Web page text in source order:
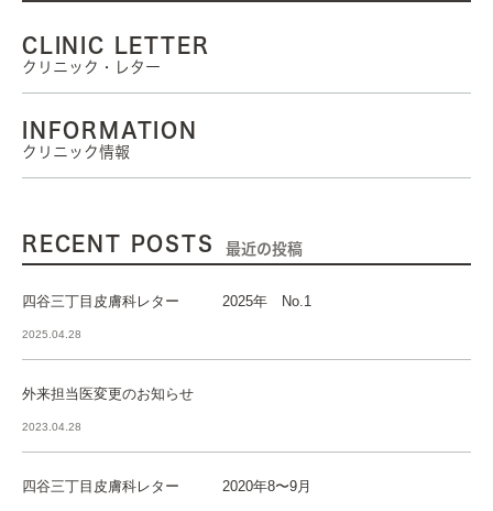
CLINIC LETTER
クリニック・レター
INFORMATION
クリニック情報
RECENT POSTS 最近の投稿
四谷三丁目皮膚科レター 2025年 No.1
2025.04.28
外来担当医変更のお知らせ
2023.04.28
四谷三丁目皮膚科レター 2020年8〜9月